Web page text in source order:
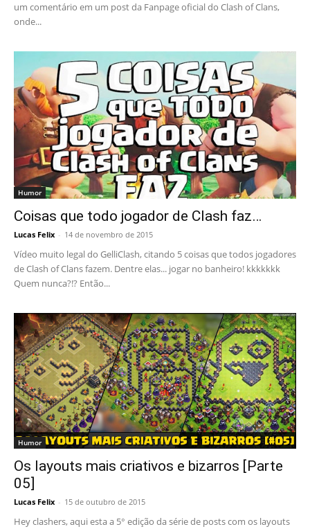
um comentário em um post da Fanpage oficial do Clash of Clans,
onde...
Humor
Coisas que todo jogador de Clash faz…
Lucas Felix - 14 de novembro de 2015
Vídeo muito legal do GelliClash, citando 5 coisas que todos jogadores
de Clash of Clans fazem. Dentre elas... jogar no banheiro! kkkkkkk
Quem nunca?!? Então...
Humor
Os layouts mais criativos e bizarros [Parte
05]
Lucas Felix - 15 de outubro de 2015
Hey clashers, aqui esta a 5° edição da série de posts com os layouts